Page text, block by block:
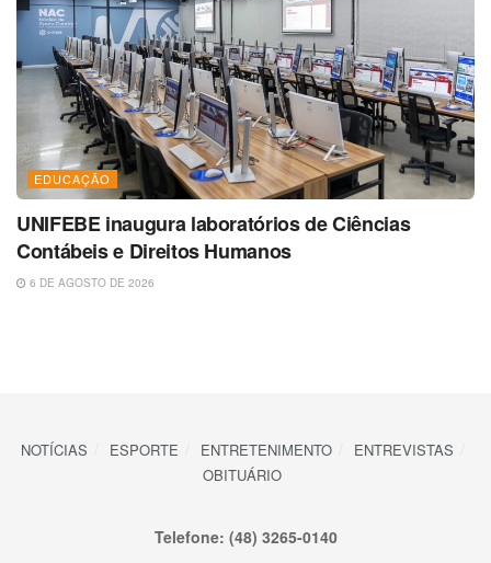
EDUCAÇÃO
UNIFEBE inaugura laboratórios de Ciências
Contábeis e Direitos Humanos
6 DE AGOSTO DE 2026
NOTÍCIAS ESPORTE ENTRETENIMENTO
ENTREVISTAS
OBITUÁRIO
Telefone: (48) 3265-0140